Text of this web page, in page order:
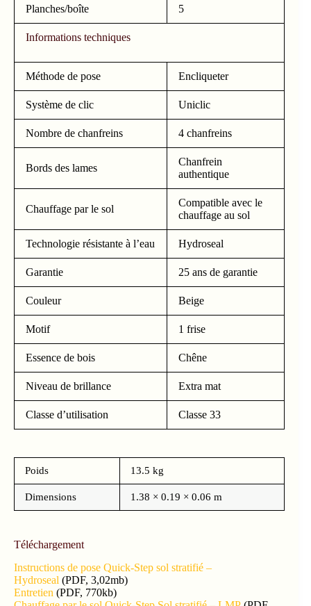
Planches/boîte 5
Informations techniques
Méthode de pose Encliqueter
Système de clic Uniclic
Nombre de chanfreins 4 chanfreins
Bords des lames
Chanfrein
authentique
Chauffage par le sol
Compatible avec le
chauffage au sol
Technologie résistante à l’eau Hydroseal
Garantie 25 ans de garantie
Couleur Beige
Motif 1 frise
Essence de bois Chêne
Niveau de brillance Extra mat
Classe d’utilisation Classe 33
Poids 13.5 kg
Dimensions 1.38 × 0.19 × 0.06 m
Téléchargement
Instructions de pose Quick-Step sol stratifié –
Hydroseal (PDF, 3,02mb)
Entretien (PDF, 770kb)